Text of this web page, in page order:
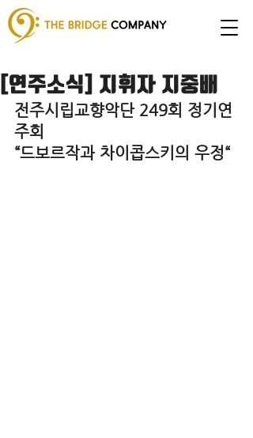
[연주소식] 지휘자 지중배
전주시립교향악단 249회 정기연
주회
“드보르작과 차이콥스키의 우정“